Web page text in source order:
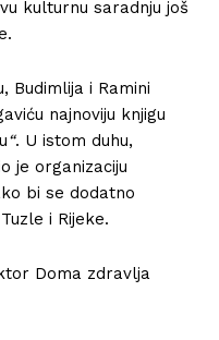
kulturnu saradnju još
Budimlija i Ramini
najnoviju knjigu
“. U istom duhu,
je organizaciju
bi se dodatno
i Rijeke.
Doma zdravlja